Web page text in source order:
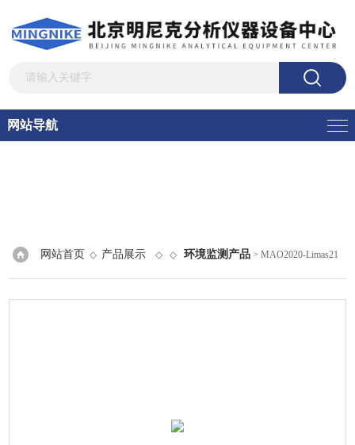
网站导航
网站首页 ◇ 产品展示 ◇ ◇环境监测产品 > MAO2020-Limas21
多组分紫外气体分析仪